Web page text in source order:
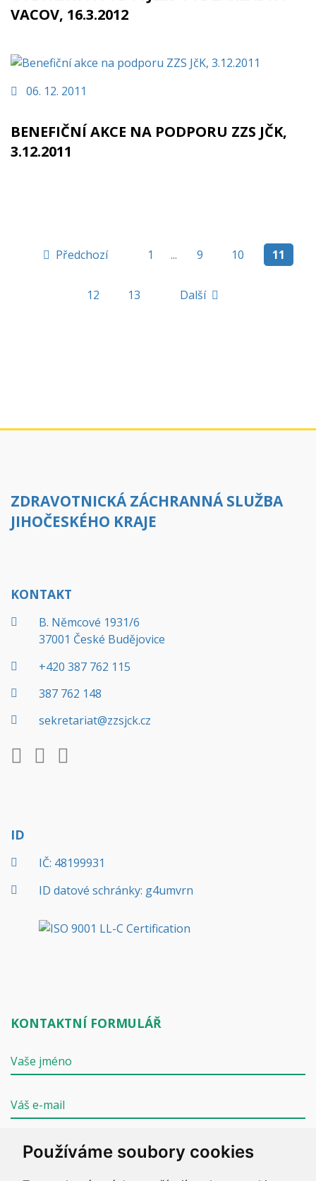
Používáme soubory cookies
VACOV, 16.3.2012
06. 12. 2011
BENEFIČNÍ AKCE NA PODPORU ZZS JČK,
3.12.2011
Předchozí 1 9 10 11
12 13 Další
ZDRAVOTNICKÁ ZÁCHRANNÁ SLUŽBA
JIHOČESKÉHO KRAJE
KONTAKT
B. Němcové 1931/6
37001 České Budějovice
+420 387 762 115
387 762 148
sekretariat@zzsjck.cz
ID
IČ: 48199931
ID datové schránky: g4umvrn
KONTAKTNÍ FORMULÁŘ